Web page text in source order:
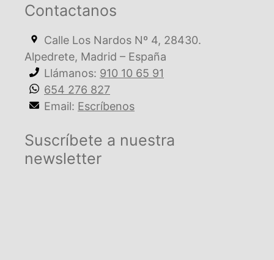
Contactanos
Calle Los Nardos Nº 4, 28430.
Alpedrete, Madrid – España
Llámanos: 910 10 65 91
654 276 827
Email: Escríbenos
Suscríbete a nuestra
newsletter